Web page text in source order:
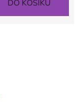
DO KOŠÍKU